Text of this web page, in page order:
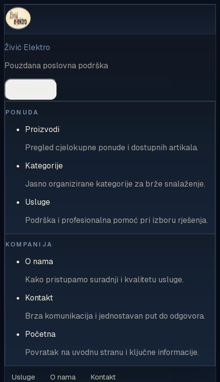
Živić Elektro
Pouzdana poslovna podrška
PONUDA
Proizvodi
Pregled cjelokupne ponude i dostupnih artikala.
Kategorije
Jasno organizirane kategorije za brže snalaženje.
Usluge
Podrška i profesionalna pomoć pri izboru rješenja.
KOMPANIJA
O nama
Kako pristupamo suradnji i kvalitetu usluge.
Kontakt
Brza komunikacija i jednostavan put do odgovora.
Početna
Povratak na uvodnu stranu i ključne informacije.
Usluge O nama Kontakt